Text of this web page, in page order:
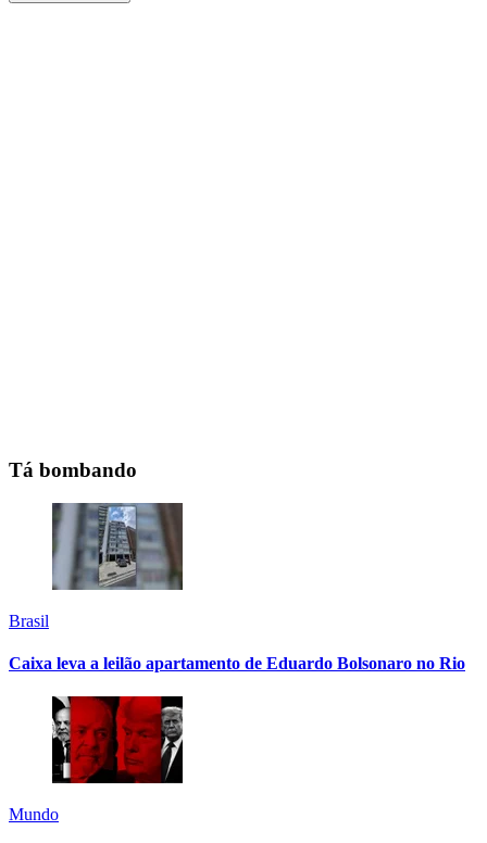
Tá bombando
Brasil
Caixa leva a leilão apartamento de Eduardo Bolsonaro no Rio
Mundo